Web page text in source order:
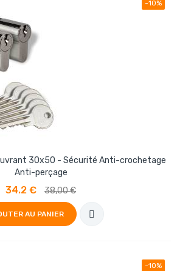
-10%
30x50 - Sécurité Anti-crochetage
Anti-perçage
34.2 € 38,00 €
AU PANIER
-10%